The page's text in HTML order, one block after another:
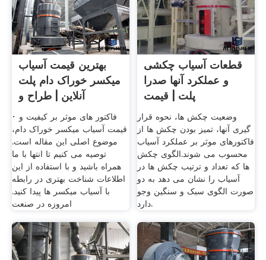
بهترین قیمت آسیاب
میکسر خوراک دام پلت
آنلاین | طراح و
· فاکتور های موثر بر کیفیت و
قیمت آسیاب میکسر خوراک دام،
موضوع اصلی این مقاله است.
توصیه می کنیم تا انتها با ما
همراه باشید و با استفاده از این
اطلاعات شناخت بهتری در رابطه
با آسیاب میکسر ها پیدا کنید.
امروزه در صنعت
قطعات آسیاب چکشی
و عملکرد آنها صدرا
پلت | قیمت
وضعیت چکش ها، نحوه قرار
گیری آنها، تمیز بودن چکش ها از
فاکتورهای موثر بر عملکرد آسیاب
محسوب می شوند.الگوی چکش
ها که تعداد و ترتیب چکش ها در
آسیاب را نشان می دهد به دو
صورت الگوی سبک و سنگین وجو
دارد.